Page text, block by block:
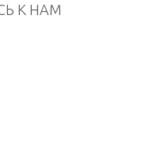
К НАМ